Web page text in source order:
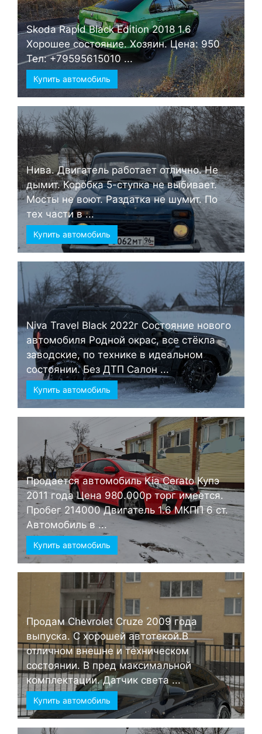
Skoda Rapid Black Edition 2018 1.6
Хорошее состояние. Хозяин. Цена: 950
Тел: +79595615010 ...
Купить автомобиль
Нива. Двигатель работает отлично. Не
дымит. Коробка 5-ступка не выбивает.
Мосты не воют. Раздатка не шумит. По
тех части в ...
Купить автомобиль
Niva Travel Black 2022г Состояние нового
автомобиля Родной окрас, все стёкла
заводские, по технике в идеальном
состоянии. Без ДТП Салон ...
Купить автомобиль
Продается автомобиль Kia Cerato Купэ
2011 года Цена 980.000р торг имеется.
Пробег 214000 Двигатель 1.6 МКПП 6 ст.
Автомобиль в ...
Купить автомобиль
Продам Chevrolet Cruze 2009 года
выпуска. С хорошей автотекой.В
отличном внешне и техническом
состоянии. В пред максимальной
комплектации. Датчик света ...
Купить автомобиль